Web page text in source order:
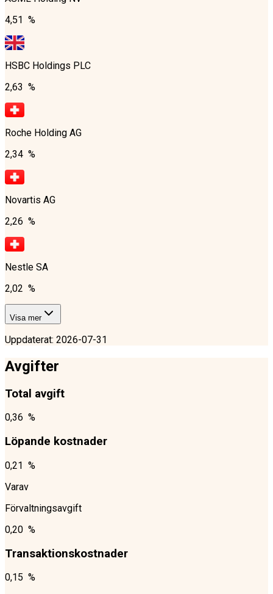
4,51 %
HSBC Holdings PLC
2,63 %
Roche Holding AG
2,34 %
Novartis AG
2,26 %
Nestle SA
2,02 %
Visa mer
Uppdaterat: 2026-07-31
Avgifter
Total avgift
0,36 %
Löpande kostnader
0,21 %
Varav
Förvaltningsavgift
0,20 %
Transaktionskostnader
0,15 %